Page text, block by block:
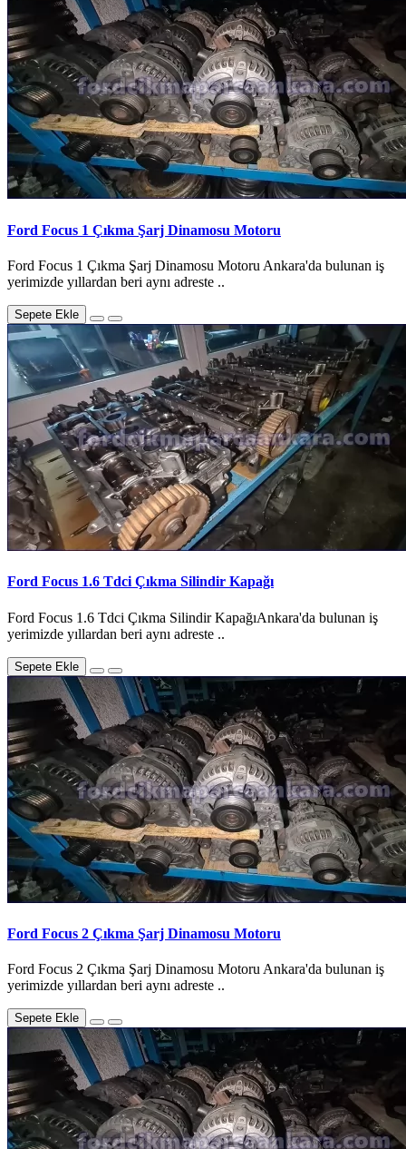
Ford Focus 1 Çıkma Şarj Dinamosu Motoru
Ford Focus 1 Çıkma Şarj Dinamosu Motoru Ankara'da bulunan iş
yerimizde yıllardan beri aynı adreste ..
Sepete Ekle
Ford Focus 1.6 Tdci Çıkma Silindir Kapağı
Ford Focus 1.6 Tdci Çıkma Silindir KapağıAnkara'da bulunan iş
yerimizde yıllardan beri aynı adreste ..
Sepete Ekle
Ford Focus 2 Çıkma Şarj Dinamosu Motoru
Ford Focus 2 Çıkma Şarj Dinamosu Motoru Ankara'da bulunan iş
yerimizde yıllardan beri aynı adreste ..
Sepete Ekle